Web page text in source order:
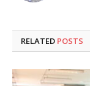
RELATED POSTS